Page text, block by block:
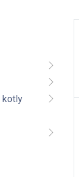
kotly